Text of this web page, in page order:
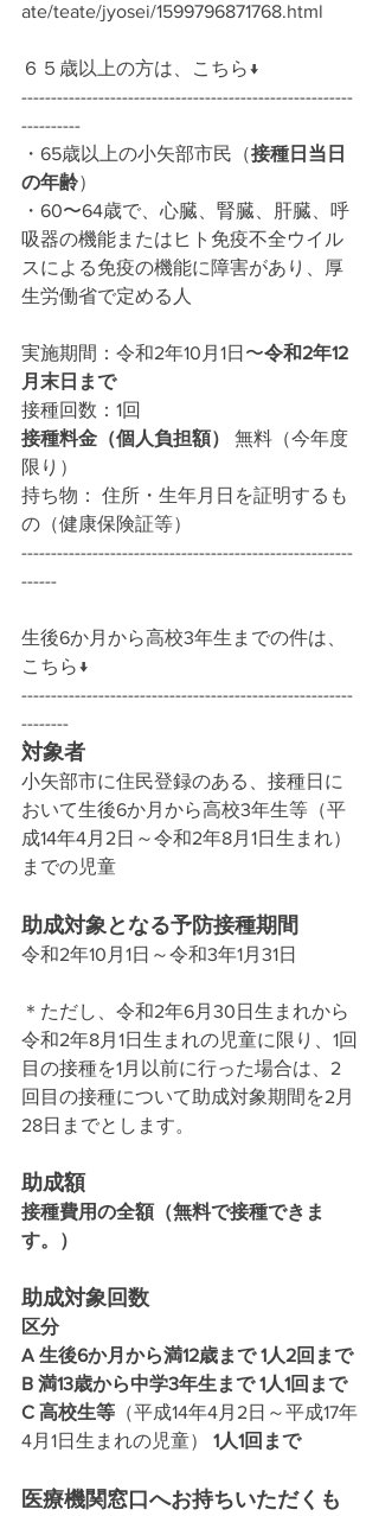
ate/teate/jyosei/1599796871768.html
６５歳以上の方は、こちら↓
--------------------------------------------------------
----------
・65歳以上の小矢部市民（接種日当日
の年齢）
・60〜64歳で、心臓、腎臓、肝臓、呼
吸器の機能またはヒト免疫不全ウイル
スによる免疫の機能に障害があり、厚
生労働省で定める人
実施期間：令和2年10月1日〜令和2年12
月末日まで
接種回数：1回
接種料金（個人負担額）
無料（今年度
限り）
持ち物： 住所・生年月日を証明するも
の（健康保険証等）
--------------------------------------------------------
------
生後6か月から高校3年生までの件は、
こちら↓
--------------------------------------------------------
--------
対象者
小矢部市に住民登録のある、接種日に
おいて生後6か月から高校3年生等（平
成14年4月2日～令和2年8月1日生まれ）
までの児童
助成対象となる予防接種期間
令和2年10月1日～令和3年1月31日
＊ただし、令和2年6月30日生まれから
令和2年8月1日生まれの児童に限り、1回
目の接種を1月以前に行った場合は、2
回目の接種について助成対象期間を2月
28日までとします。
助成額
接種費用の全額（無料で接種できま
す。）
助成対象回数
区分
A 生後6か月から満12歳まで 1人2回まで
B 満13歳から中学3年生まで 1人1回まで
C 高校生等 （平成14年4月2日～平成17年
4月1日生まれの児童）
1人1回まで
医療機関窓口へお持ちいただくも